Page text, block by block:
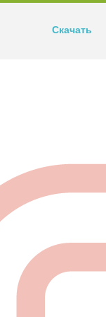
Скачать